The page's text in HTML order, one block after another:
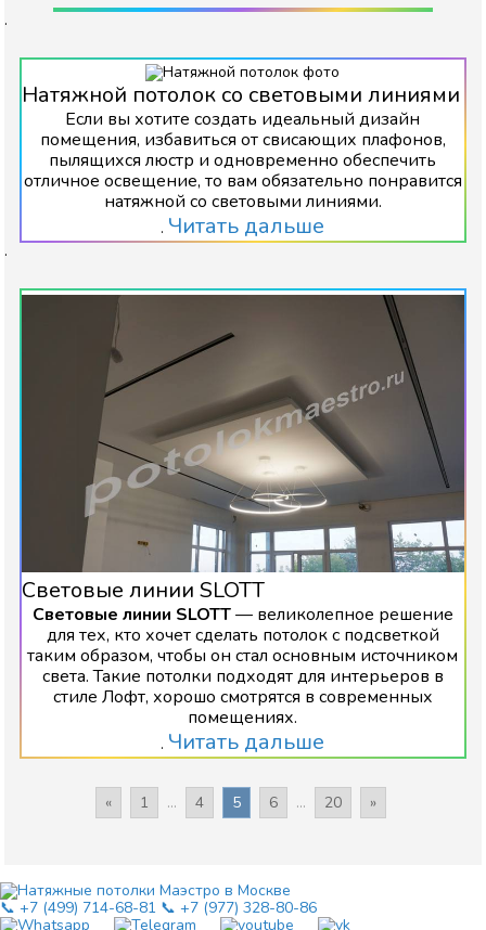
.
Натяжной потолок со световыми линиями
Если вы хотите создать идеальный дизайн
помещения, избавиться от свисающих плафонов,
пылящихся люстр и одновременно обеспечить
отличное освещение, то вам обязательно понравится
натяжной со световыми линиями.
. Читать дальше
.
Световые линии SLOTT
Световые линии SLOTT— великолепное решение
для тех, кто хочет сделать потолок с подсветкой
таким образом, чтобы он стал основным источником
света. Такие потолки подходят для интерьеров в
стиле Лофт, хорошо смотрятся в современных
помещениях.
. Читать дальше
« 1 ... 4 5 6 ... 20 »
📞 +7 (499) 714-68-81 📞 +7 (977) 328-80-86